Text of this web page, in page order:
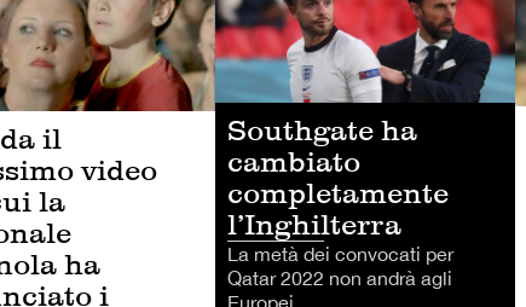
il
video
la
ha
i
Southgate ha
cambiato
completamente
l’Inghilterra
La metà dei convocati per
Qatar 2022 non andrà agli
Europei.